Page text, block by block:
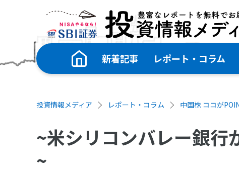
新着記事 レポート・コラム
投資情報メディア レポート・コラム 中国株 ココが
~米シリコンバレー銀行
~